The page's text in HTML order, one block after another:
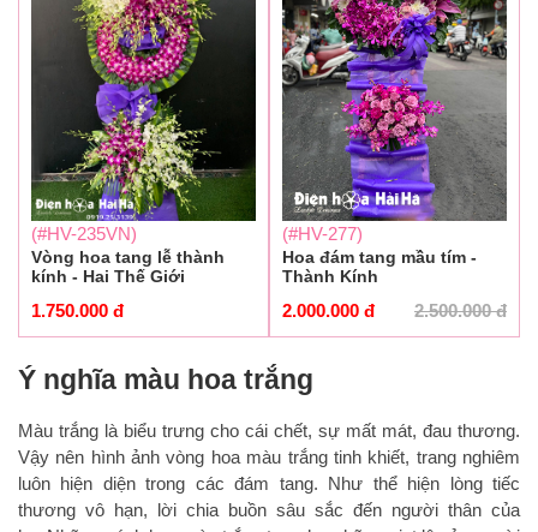
(#HV-235VN)
Vòng hoa tang lễ thành
kính - Hai Thế Giới
1.750.000 đ
(#HV-277)
Hoa đám tang mầu tím -
Thành Kính
2.500.000đ
2.000.000 đ
Ý nghĩa màu hoa trắng
Màu trắng là biểu trưng cho cái chết, sự mất mát, đau thương.
Vậy nên hình ảnh vòng hoa màu trắng tinh khiết, trang nghiêm
luôn hiện diện trong các đám tang. Như thể hiện lòng tiếc
thương vô hạn, lời chia buồn sâu sắc đến người thân của